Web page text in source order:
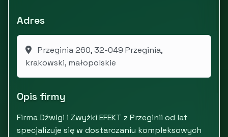
Adres
Przeginia 260, 32-049 Przeginia,
krakowski, małopolskie
Opis firmy
Firma Dźwigi i Zwyżki EFEKT z Przeginii od lat
specjalizuje się w dostarczaniu kompleksowych